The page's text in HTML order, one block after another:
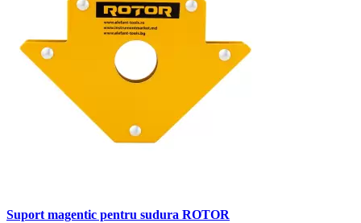
Suport magentic pentru sudura ROTOR